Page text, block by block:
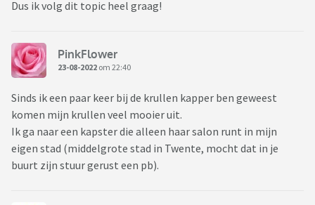
Dus ik volg dit topic heel graag!
PinkFlower
23-08-2022 om 22:40
Sinds ik een paar keer bij de krullen kapper ben geweest
komen mijn krullen veel mooier uit.
Ik ga naar een kapster die alleen haar salon runt in mijn
eigen stad (middelgrote stad in Twente, mocht dat in je
buurt zijn stuur gerust een pb).